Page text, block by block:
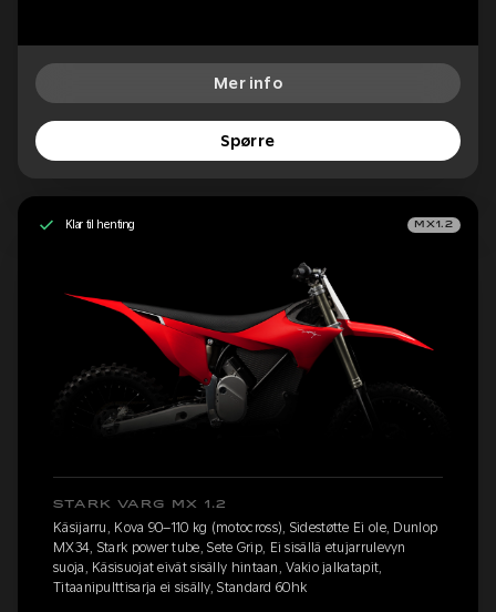
Mer info
Spørre
Klar til henting MX1.2
STARK VARG MX 1.2
Käsijarru, Kova 90–110 kg (motocross), Sidestøtte Ei ole, Dunlop
MX34, Stark power tube, Sete Grip, Ei sisällä etujarrulevyn
suoja, Käsisuojat eivät sisälly hintaan, Vakio jalkatapit,
Titaanipulttisarja ei sisälly, Standard 60hk